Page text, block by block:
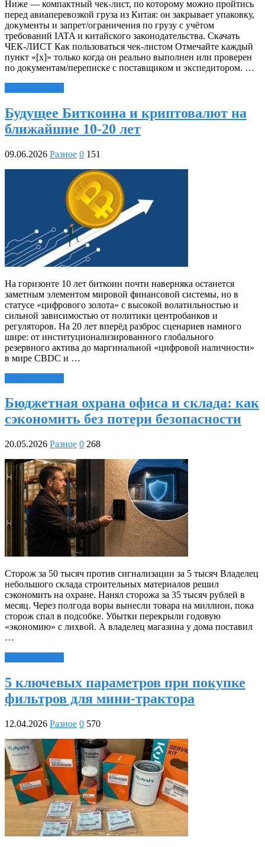
Ниже — компактный чек‑лист, по которому можно пройтись
перед авиаперевозкой груза из Китая: он закрывает упаковку,
документы и запрет/ограничения по грузу с учётом
требований IATA и китайского законодательства. Скачать
ЧЕК-ЛИСТ Как пользоваться чек‑листом Отмечайте каждый
пункт «[x]» только когда он реально выполнен или проверен
по документам/переписке с поставщиком и экспедитором. …
Будущее Биткоина и криптовалют на
ближайшие 10-20 лет
09.06.2026 Разное 0 151
На горизонте 10 лет биткоин почти наверняка останется
заметным элементом мировой финансовой системы, но в
статусе «цифрового золота» с высокой волатильностью и
сильной зависимостью от политики центробанков и
регуляторов. На 20 лет вперёд разброс сценариев намного
шире: от институционализированного глобального
резервного актива до маргинальной «цифровой наличности»
в мире CBDC и …
Бюджетная охрана офиса и склада: как
сэкономить без потери безопасности
20.05.2026 Разное 0 268
Сторож за 50 тысяч против сигнализации за 5 тысяч Владелец
небольшого склада строительных материалов решил
сэкономить на охране. Нанял сторожа за 35 тысяч рублей в
месяц. Через полгода воры вынесли товара на миллион, пока
сторож спал в подсобке. Убытки перекрыли годовую
«экономию» с лихвой. А владелец магазина у дома поставил
…
5 ключевых параметров при покупке
фильтров для мини-трактора
12.04.2026 Разное 0 570